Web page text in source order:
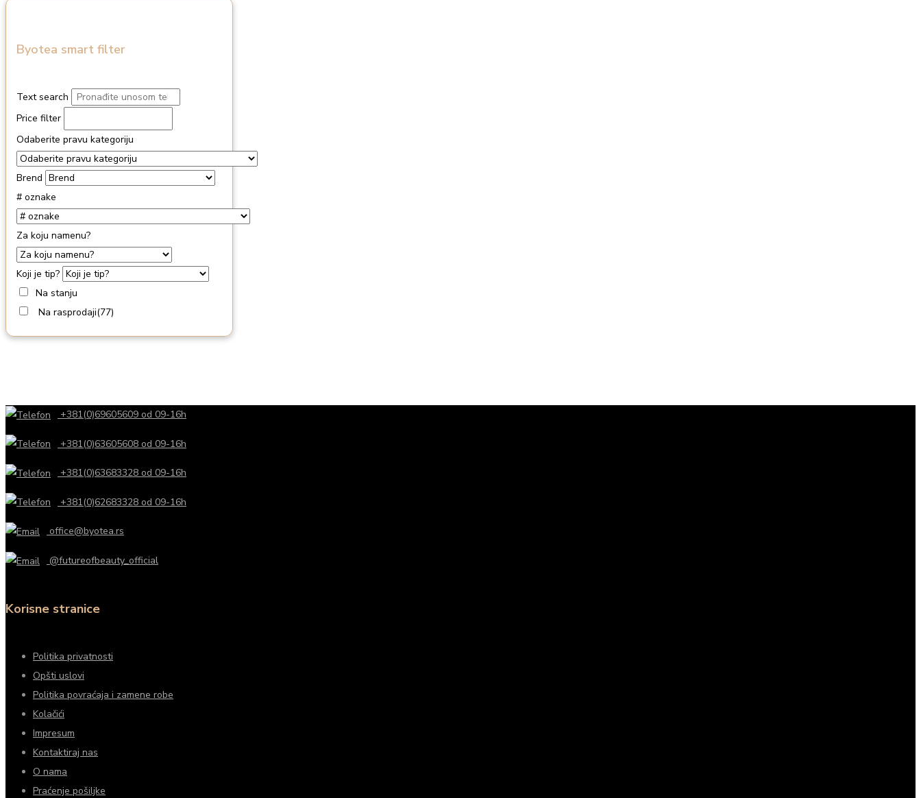
Byotea smart filter
Text search
Price filter
Odaberite pravu kategoriju
Brend
# oznake
Za koju namenu?
Koji je tip?
Na stanju
Na rasprodaji(77)
+381(0)69605609 od 09-16h
+381(0)63605608 od 09-16h
+381(0)63683328 od 09-16h
+381(0)62683328 od 09-16h
office@byotea.rs
@futureofbeauty_official
Korisne stranice
Politika privatnosti
Opšti uslovi
Politika povraćaja i zamene robe
Kolačići
Impresum
Kontaktiraj nas
O nama
Praćenje pošiljke